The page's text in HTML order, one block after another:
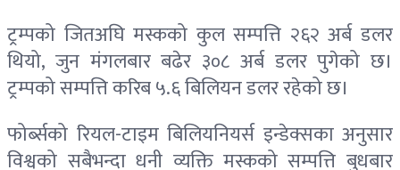
ट्रम्पको जितअघि मस्कको कुल सम्पत्ति २६२ अर्ब डलर
थियो, जुन मंगलबार बढेर ३०८ अर्ब डलर पुगेको छ।
ट्रम्पको सम्पत्ति करिब ५.६ बिलियन डलर रहेको छ।
फोर्ब्सको रियल-टाइम बिलियनियर्स इन्डेक्सका अनुसार
विश्वको सबैभन्दा धनी व्यक्ति मस्कको सम्पत्ति बुधबार